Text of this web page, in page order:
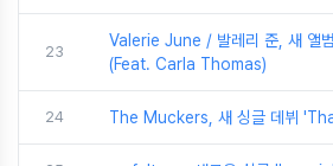
23
Valerie June / 발레리 준, 새 앨
(Feat. Carla Thomas)
24 The Muckers, 새 싱글 데뷔